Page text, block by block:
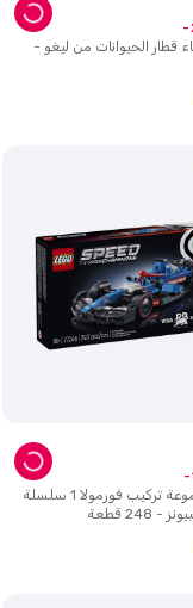
قطار الحيوانات من ليغو -
ليغو - مجموعة تركيب فورمولا 1 سلسلة
248 قطعة